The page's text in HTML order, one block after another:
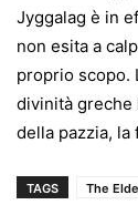
Jyggalag è in
non esita a
proprio scopo.
divinità greche
della pazzia, la
TAGS The